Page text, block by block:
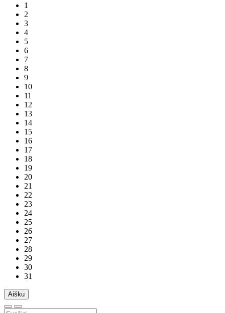
1
2
3
4
5
6
7
8
9
10
11
12
13
14
15
16
17
18
19
20
21
22
23
24
25
26
27
28
29
30
31
Aišku